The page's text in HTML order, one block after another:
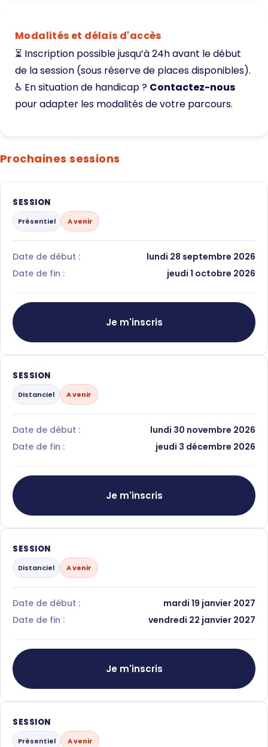
Modalités et délais d'accès
⏳ Inscription possible jusqu’à 24h avant le début
de la session (sous réserve de places disponibles).
♿ En situation de handicap ? Contactez-nous
pour adapter les modalités de votre parcours.
Prochaines sessions
SESSION
Présentiel A venir
Date de début :
lundi 28 septembre 2026
Date de fin :
jeudi 1 octobre 2026
Je m'inscris
SESSION
Distanciel A venir
Date de début :
lundi 30 novembre 2026
Date de fin :
jeudi 3 décembre 2026
Je m'inscris
SESSION
Distanciel A venir
Date de début :
mardi 19 janvier 2027
Date de fin :
vendredi 22 janvier 2027
Je m'inscris
SESSION
Présentiel A venir